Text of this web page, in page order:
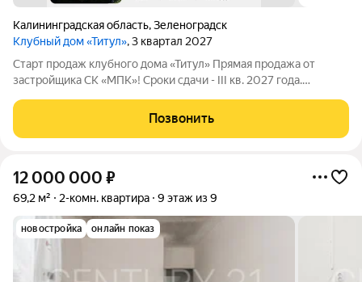
Калининградская область,Зеленоградск
Клубный дом «Титул», 3 квартал 2027
Старт продаж клубного дома «Титул» Прямая продажа от
застройщика СК «МПК»! Сроки сдачи - III кв. 2027 года.
стремится к эксклюзивности во всем, желает наслаждаться
неспешной жизнью у моря,
Позвонить
12 000 000 ₽
69,2 м² 2-комн. квартира 9 этаж из 9
новостройка онлайн показ